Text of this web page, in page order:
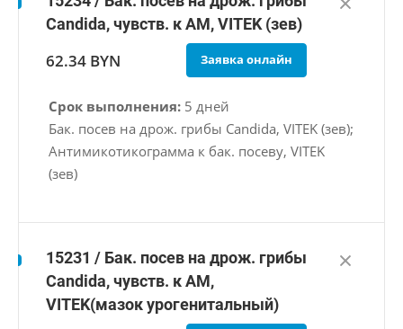
Candida, чувств. к АМ, VITEK (зев)
62.34 BYN Заявка онлайн
Срок выполнения: 5 дней
Бак. посев на дрож. грибы Candida, VITEK (зев);
Антимикотикограмма к бак. посеву, VITEK
(зев)
15231 / Бак. посев на дрож. грибы
Candida, чувств. к АМ,
VITEK(мазок урогенитальный)